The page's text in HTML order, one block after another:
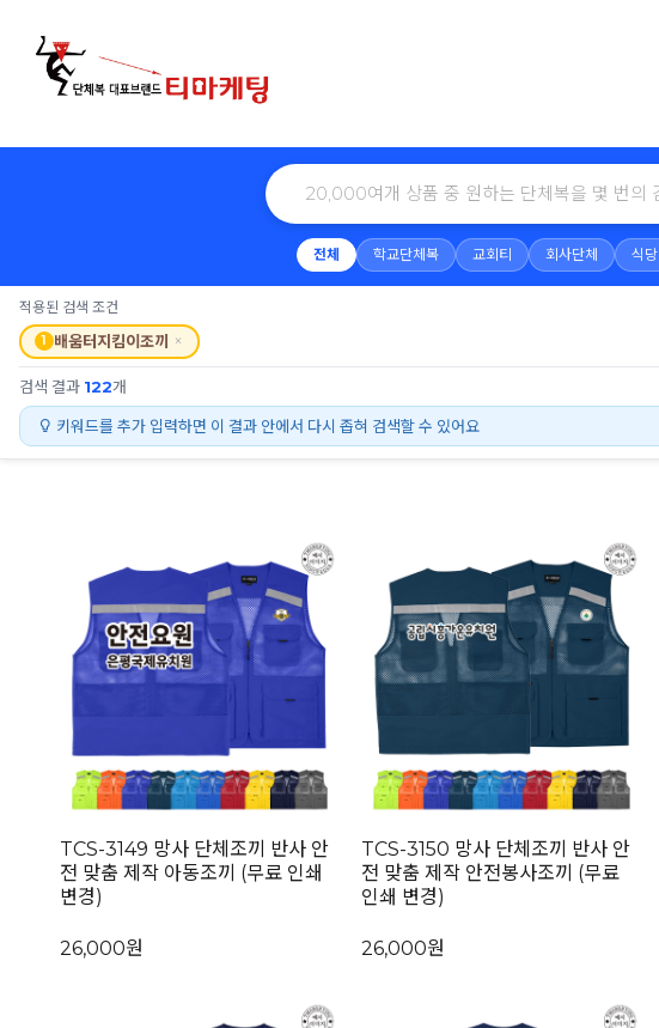
전체 학교단체복 교회티 회사단체 식당
적용된 검색 조건
1 배움터지킴이조끼 ×
검색 결과 122개
키워드를 추가 입력하면 이 결과 안에서 다시 좁혀 검색할 수 있어요
TCS-3149 망사 단체조끼 반사 안
전 맞춤 제작 아동조끼 (무료 인쇄
변경)
26,000원
TCS-3150 망사 단체조끼 반사 안
전 맞춤 제작 안전봉사조끼 (무료
인쇄 변경)
26,000원